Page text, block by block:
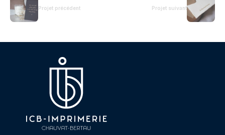
Projet précédent Projet suivant